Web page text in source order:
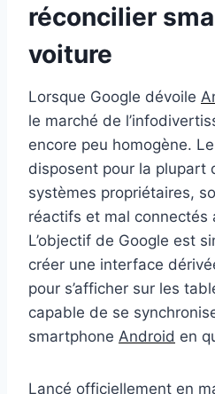
réconcilier
voiture
Lorsque Google dévoile
le marché de
encore peu homogène.
disposent pour la plupart
systèmes propriétaires,
réactifs et mal connectés
L’objectif de Google est
créer une interface
pour s’afficher sur les
capable de se
smartphone Android en
Lancé officiellement en